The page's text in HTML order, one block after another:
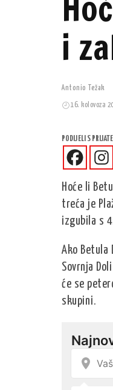
i
Antonio Težak
16. kolovoza
PODIJELI S
Hoće li
treća je
izgubila s
Ako Betula
Sovrnja
će se
skupini.